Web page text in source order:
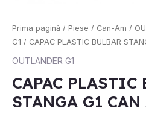
Prima pagină / Piese / Can-Am /
G1 / CAPAC PLASTIC BULBAR
OUTLANDER G1
CAPAC PLASTIC
STANGA G1 CAN
Cantitate
CAPAC
PLASTIC
STANGA
G1
CAN